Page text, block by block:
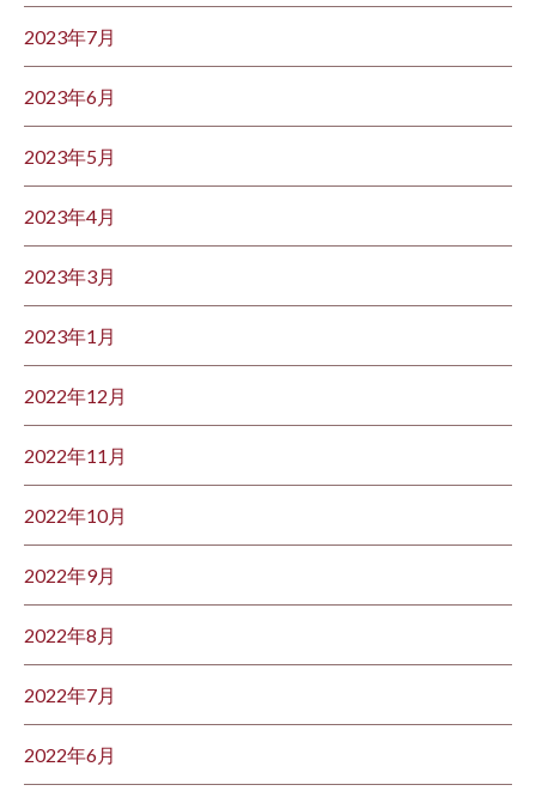
2023年7月
2023年6月
2023年5月
2023年4月
2023年3月
2023年1月
2022年12月
2022年11月
2022年10月
2022年9月
2022年8月
2022年7月
2022年6月